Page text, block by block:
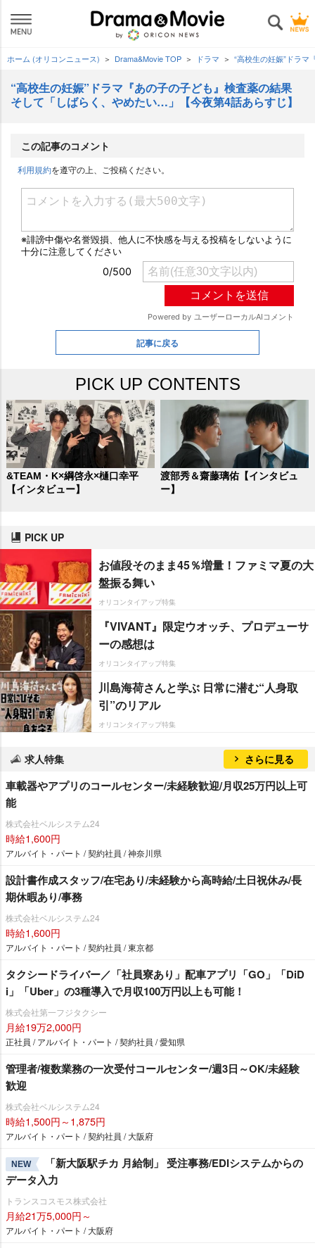
ホーム (オリコンニュース) Drama&Movie TOP ドラマ “高校生の妊娠”ドラ
“高校生の妊娠”ドラマ『あの子の子ども』検査薬の結果
そして「しばらく、やめたい…」【今夜第4話あらすじ】
この記事のコメント
利用規約を遵守の上、ご投稿ください。
記事に戻る
PICK UP CONTENTS
&TEAM・K×綱啓永×樋口幸平
【インタビュー】
渡部秀＆齋藤璃佑【インタビュ
ー】
PICK UP
お値段そのまま45％増量！ファミマ夏の大
盤振る舞い
オリコンタイアップ特集
『VIVANT』限定ウオッチ、プロデューサ
ーの感想は
オリコンタイアップ特集
川島海荷さんと学ぶ 日常に潜む“人身取
引”のリアル
オリコンタイアップ特集
求人特集 さらに見る
車載器やアプリのコールセンター/未経験歓迎/月収25万円以上可
能
株式会社ベルシステム24
時給1,600円
アルバイト・パート / 契約社員 / 神奈川県
設計書作成スタッフ/在宅あり/未経験から高時給/土日祝休み/長
期休暇あり/事務
株式会社ベルシステム24
時給1,600円
アルバイト・パート / 契約社員 / 東京都
タクシードライバー／「社員寮あり」配車アプリ「GO」「DiD
i」「Uber」の3種導入で月収100万円以上も可能！
株式会社第一フジタクシー
月給19万2,000円
正社員 / アルバイト・パート / 契約社員 / 愛知県
管理者/複数業務の一次受付コールセンター/週3日～OK/未経験
歓迎
株式会社ベルシステム24
時給1,500円～1,875円
アルバイト・パート / 契約社員 / 大阪府
NEW
「新大阪駅チカ 月給制」 受注事務/EDIシステムからの
データ入力
トランスコスモス株式会社
月給21万5,000円～
アルバイト・パート / 大阪府